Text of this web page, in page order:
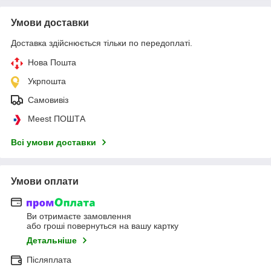
Умови доставки
Доставка здійснюється тільки по передоплаті.
Нова Пошта
Укрпошта
Самовивіз
Meest ПОШТА
Всі умови доставки
Умови оплати
Ви отримаєте замовлення
або гроші повернуться на вашу картку
Детальніше
Післяплата